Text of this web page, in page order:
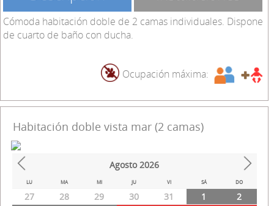
Cómoda habitación doble de 2 camas individuales. Dispone
de cuarto de baño con ducha.
Ocupación máxima:
Habitación doble vista mar (2 camas)
Prev Next
Agosto 2026
LU MA MI JU VI SÁ DO
27 28 29 30 31 1
2